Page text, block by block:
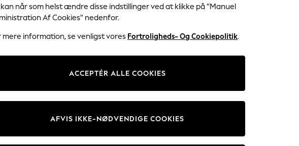
Herrer Damer Børn Calvin Klein adidas golf
når som helst ændre disse indstillinger ved at klikke på "Manuel
Af Cookies" nedenfor.
mere information, se venligst vores Fortroligheds- Og Cookiepolitik.
ACCEPTÉR ALLE COOKIES
AFVIS IKKE-NØDVENDIGE COOKIES